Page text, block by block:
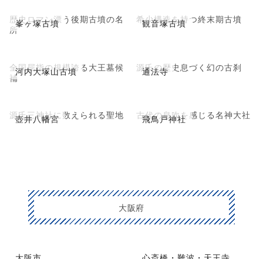
峯ヶ塚古墳
歴史ロマン漂う後期古墳の名
所
観音塚古墳
希少構造を持つ終末期古墳
河内大塚山古墳
全国屈指の規模誇る大王墓候
補
通法寺
源氏の歴史息づく幻の古刹
壺井八幡宮
源氏三神社に数えられる聖地 飛鳥戸神社
古代の息吹を感じる名神大社
大阪府